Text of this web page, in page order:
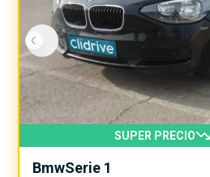
SUPER PRECIO
BmwSerie 1